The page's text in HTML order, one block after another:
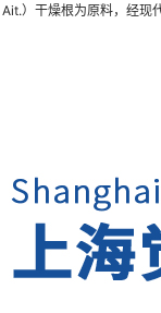
Ait.）干燥根为原料，经现